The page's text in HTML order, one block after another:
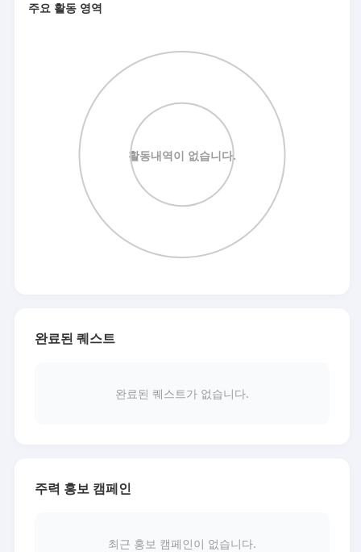
주요 활동 영역
완료된 퀘스트
완료된 퀘스트가 없습니다.
주력 홍보 캠페인
최근 홍보 캠페인이 없습니다.